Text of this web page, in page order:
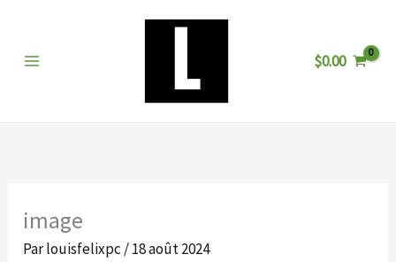
contenu
$0.00
image
Parlouisfelixpc /18 août 2024